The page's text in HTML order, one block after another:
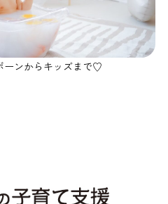
ンからキッズまで♡